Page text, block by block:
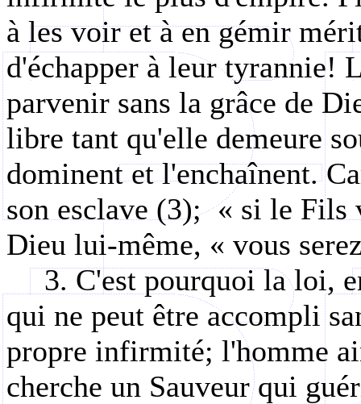
à les voir et à en gémir
d'échapper à leur tyrannie!
parvenir sans la grâce de
libre tant qu'elle demeure
dominent et l'enchaînent.
son esclave (3); « si le Fils
Dieu lui-même, « vous
3. C'est pourquoi la loi,
qui ne peut être accompli
propre infirmité; l'homme
cherche un Sauveur qui